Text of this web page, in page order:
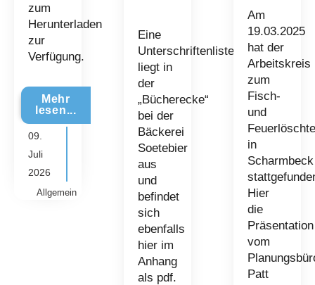
zum
Herunterladen
zur
Verfügung.
Mehr
lesen...
09.
Juli
2026
Allgemein
Eine
Unterschriftenliste
liegt in
der
„Bücherecke“
bei der
Bäckerei
Soetebier
aus
und
befindet
sich
ebenfalls
hier im
Anhang
als pdf.
Am
19.03.2025
hat der
Arbeitskreis
zum
Fisch-
und
in
Scharmbeck
Hier
die
Präsentation
vom
Patt